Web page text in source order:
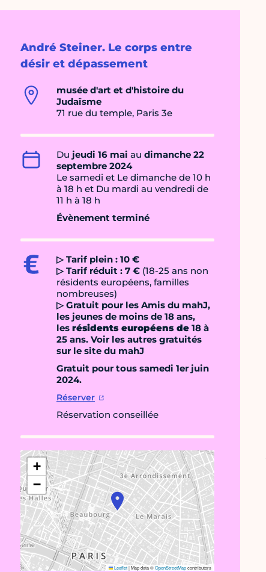
André Steiner. Le corps entre
désir et dépassement
musée d'art et d'histoire du
Judaïsme
71 rue du temple, Paris 3e
Du jeudi 16 mai au dimanche 22
septembre 2024
Le samedi et Le dimanche de 10 h
à 18 h et Du mardi au vendredi de
11 h à 18 h
Évènement terminé
▷ Tarif plein : 10 €
▷ Tarif réduit : 7 € (18-25 ans non
résidents européens, familles
nombreuses)
▷ Gratuit pour les Amis du mahJ,
les jeunes de moins de 18 ans,
les résidents européens de 18 à
25 ans. Voir les autres gratuités
sur le site du mahJ
Gratuit pour tous samedi 1er juin
2024.
Réserver
Réservation conseillée
+
−
Leaflet|Map data ©OpenStreetMapcontributors